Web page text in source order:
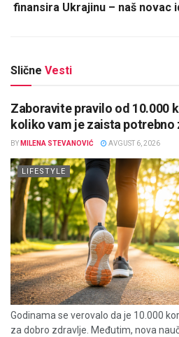
finansira Ukrajinu – naš novac
Slične Vesti
Zaboravite pravilo od 10.000
koliko vam je zaista
BY MILENA STEVANOVIĆ AVGUST 6, 2026
LIFESTYLE
Godinama se verovalo da je 10.000
za dobro zdravlje. Međutim, nova